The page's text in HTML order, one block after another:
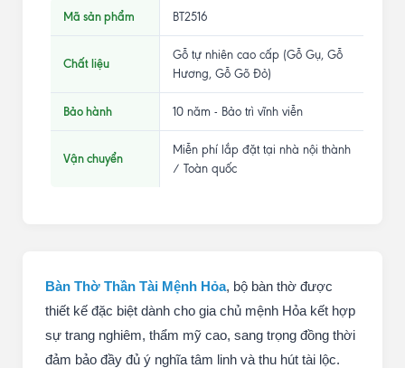
Mã sản phẩm BT2516
Chất liệu
Gỗ tự nhiên cao cấp (Gỗ Gụ, Gỗ
Hương, Gỗ Gõ Đỏ)
Bảo hành 10 năm - Bảo trì vĩnh viễn
Vận chuyển
Miễn phí lắp đặt tại nhà nội thành
/ Toàn quốc
Bàn Thờ Thần Tài Mệnh Hỏa, bộ bàn thờ được
thiết kế đặc biệt dành cho gia chủ mệnh Hỏa kết hợp
sự trang nghiêm, thẩm mỹ cao, sang trọng đồng thời
đảm bảo đầy đủ ý nghĩa tâm linh và thu hút tài lộc.